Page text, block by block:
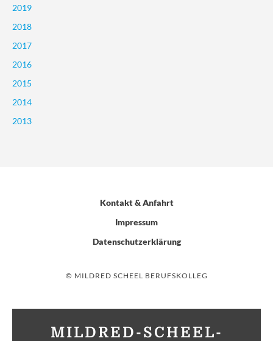
2019
2018
2017
2016
2015
2014
2013
Kontakt & Anfahrt
Impressum
Datenschutzerklärung
© MILDRED SCHEEL BERUFSKOLLEG
MILDRED-SCHEEL-